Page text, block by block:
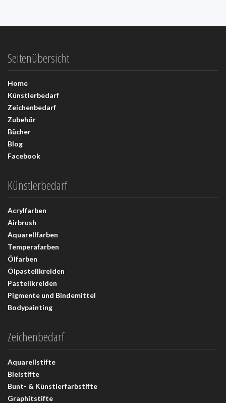
Seitenübersicht
Home
Künstlerbedarf
Zeichenbedarf
Zubehör
Bücher
Blog
Facebook
Künstlerbedarf
Acrylfarben
Airbrush
Aquarellfarben
Temperafarben
Ölfarben
Ölpastellkreiden
Pastellkreiden
Pigmente und Bindemittel
Bodypainting
Zeichenbedarf
Aquarellstifte
Bleistifte
Bunt- & Künstlerfarbstifte
Graphitstifte